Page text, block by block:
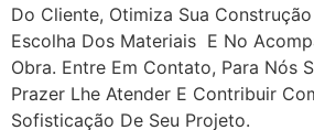
Do Cliente, Otimiza Sua
Escolha Dos Materiais E No
Obra. Entre Em Contato, Para Nós
Prazer Lhe Atender E Contribuir
Sofisticação De Seu Projeto.